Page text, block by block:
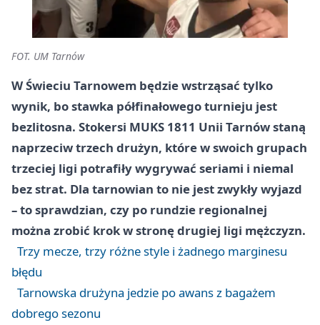
FOT. UM Tarnów
W Świeciu Tarnowem będzie wstrząsać tylko
wynik, bo stawka półfinałowego turnieju jest
bezlitosna. Stokersi MUKS 1811 Unii Tarnów staną
naprzeciw trzech drużyn, które w swoich grupach
trzeciej ligi potrafiły wygrywać seriami i niemal
bez strat. Dla tarnowian to nie jest zwykły wyjazd
– to sprawdzian, czy po rundzie regionalnej
można zrobić krok w stronę drugiej ligi mężczyzn.
Trzy mecze, trzy różne style i żadnego marginesu
błędu
Tarnowska drużyna jedzie po awans z bagażem
dobrego sezonu